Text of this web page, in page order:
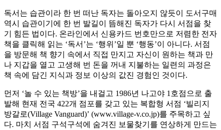
독서는 습관이라 한 번 떠난 독자는 돌아오지 않듯이 도서구매
역시 습관이기에 한 번 발길이 뜸해진 독자가 다시 서점을 찾
기 힘든 법이다. 온라인에서 신용카드 번호만으로 저렴한 전자
책을 클릭해 읽는 ‘독서’는 ‘행위’일 뿐 ‘행동’이 아니다. 서점
을 방문해 책 향기 속에서 직접 만지고 자신이 원하는 책과 만
나 지갑을 열고 고생해 번 돈을 꺼내 지불하는 일련의 과정은
책 속에 담긴 지식과 정보 이상의 값진 경험인 것이다.
먼저 ‘놀 수 있는 책방’을 내걸고 1986년 나고야 1호점으로 출
발해 현재 전국 422개 점포를 갖고 있는 복합형 서점 ‘빌리지
방갈로(Village Vanguard)’ (www.village-v.co.jp)를 주목하고 싶
다. 마치 서점 구석구석에 숨겨진 보물찾기를 연상하게 만드는